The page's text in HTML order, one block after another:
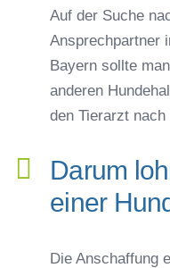
Auf der Suche
Ansprechpartner
Bayern sollte
anderen
den Tierarzt nach
Darum
einer
Die Anschaffung